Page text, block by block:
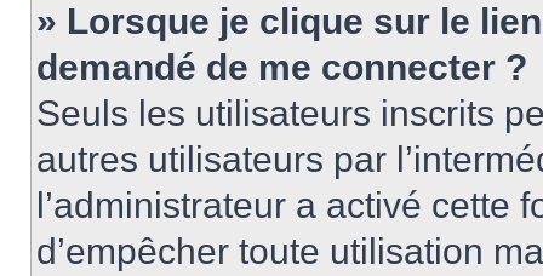
» Lorsque je clique sur le
demandé de me connecter ?
Seuls les utilisateurs inscrits
autres utilisateurs par
l’administrateur a activé cette
d’empêcher toute utilisation